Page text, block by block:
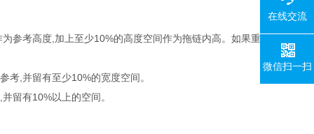
考高度,加上至少10%的高度空间作为拖链内高。如果重
,并留有至少10%的宽度空间。
有10%以上的空间。
在线交流
微信扫一扫